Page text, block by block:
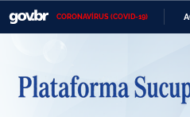
CORONAVÍRUS (COVID-19)
Casa Civil
Ministério da Defesa